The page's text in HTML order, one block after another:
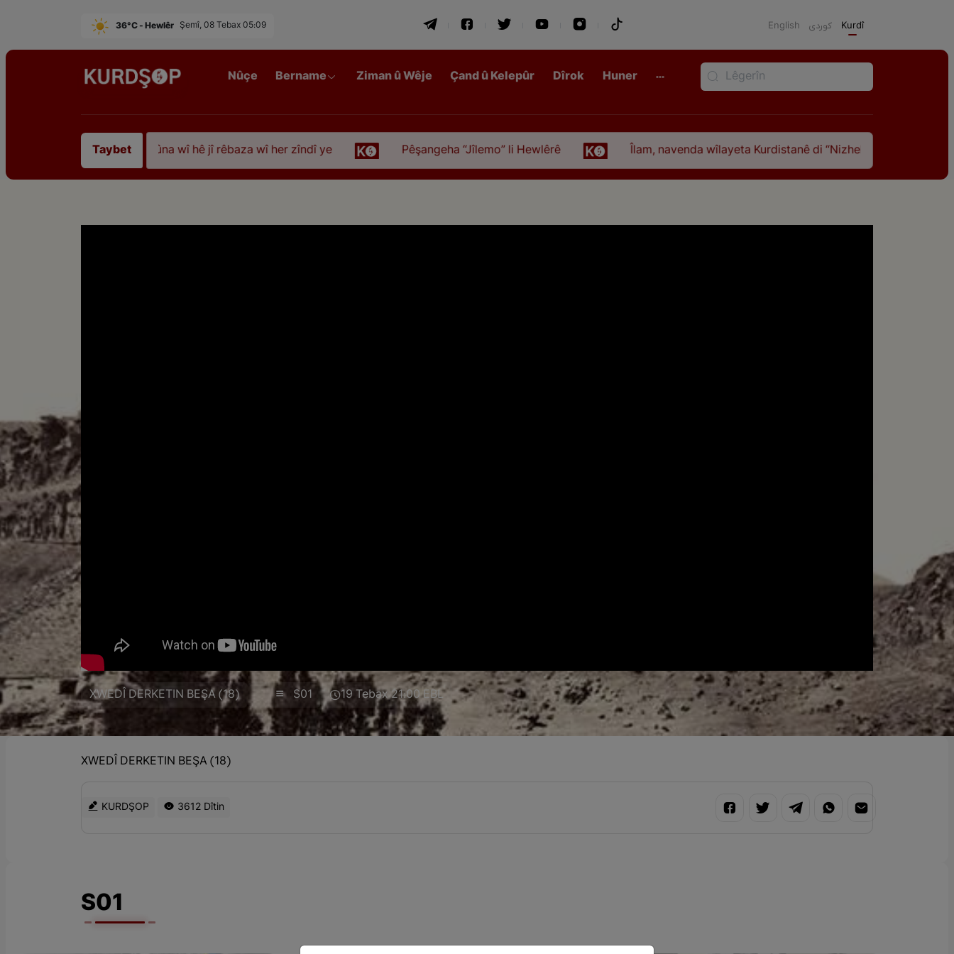
36°C - Hewlêr Şemî, 08 Tebax 05:09 English كوردی Kurdî
Nûçe Bername Ziman û Wêje Çand û Kelepûr Dîrok Huner
Taybet
piştî 35 sal ji şehîdbûna wî hê jî rêbaza wî her zîndî ye Pêşangeha “Jîlemo” li Hewlêrê
XWEDÎ DERKETIN BEŞA (18) S01 19 Tebax 21:00 EBL
XWEDÎ DERKETIN BEŞA (18)
KURDŞOP 3612 Dîtin
S01